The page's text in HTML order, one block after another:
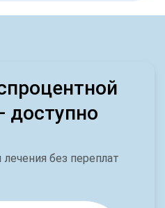
доступно
без переплат